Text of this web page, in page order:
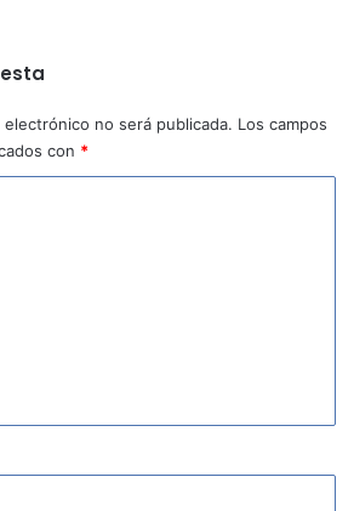
no será publicada. Los campos
con *